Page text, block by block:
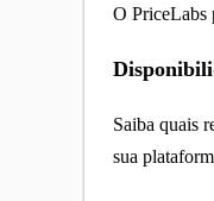
O PriceLabs
Saiba quais
sua